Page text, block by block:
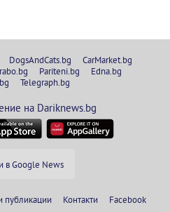
DogsAndCats.bg
CarMarket.bg
Pariteni.bg
Edna.bg
Telegraph.bg
на Dariknews.bg
в Google News
публикации Контакти
Facebook